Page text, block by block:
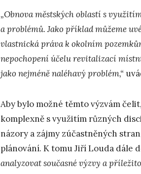
„Obnova městských oblastí s
a problémů. Jako příklad můžeme
vlastnická práva k okolním
nepochopení účelu revitalizací
jako nejméně naléhavý problém,“
Aby bylo možné těmto výzvám
komplexně s využitím různých
názory a zájmy zúčastněných
plánování. K tomu Jiří Louda dále
analyzovat současné výzvy a